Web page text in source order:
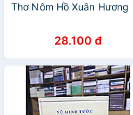
Thơ Nôm Hồ Xuân Hương
28.100 đ